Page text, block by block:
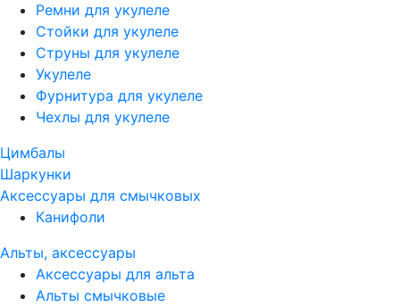
Ремни для укулеле
Стойки для укулеле
Струны для укулеле
Укулеле
Фурнитура для укулеле
Чехлы для укулеле
Цимбалы
Шаркунки
Аксессуары для смычковых
Канифоли
Альты, аксессуары
Аксессуары для альта
Альты смычковые